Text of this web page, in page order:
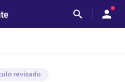
revisado